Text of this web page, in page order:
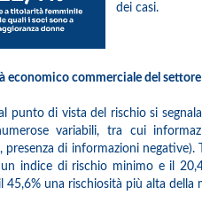
dei casi.
economico commerciale del
punto di vista del rischio si
variabili, tra cui
presenza di informazioni
un indice di rischio minimo e il
45,6% una rischiosità più alta della